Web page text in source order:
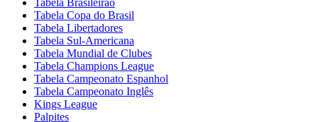
Tabela Brasileirão
Tabela Copa do Brasil
Tabela Libertadores
Tabela Sul-Americana
Tabela Mundial de Clubes
Tabela Champions League
Tabela Campeonato Espanhol
Tabela Campeonato Inglês
Kings League
Palpites